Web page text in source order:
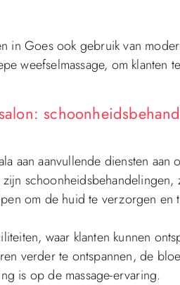
in Goes ook gebruik van
weefselmassage, om klanten
aan aanvullende diensten
schoonheidsbehandelingen,
om de huid te verzorgen en
waar klanten kunnen
verder te ontspannen, de
is op de massage-ervaring.